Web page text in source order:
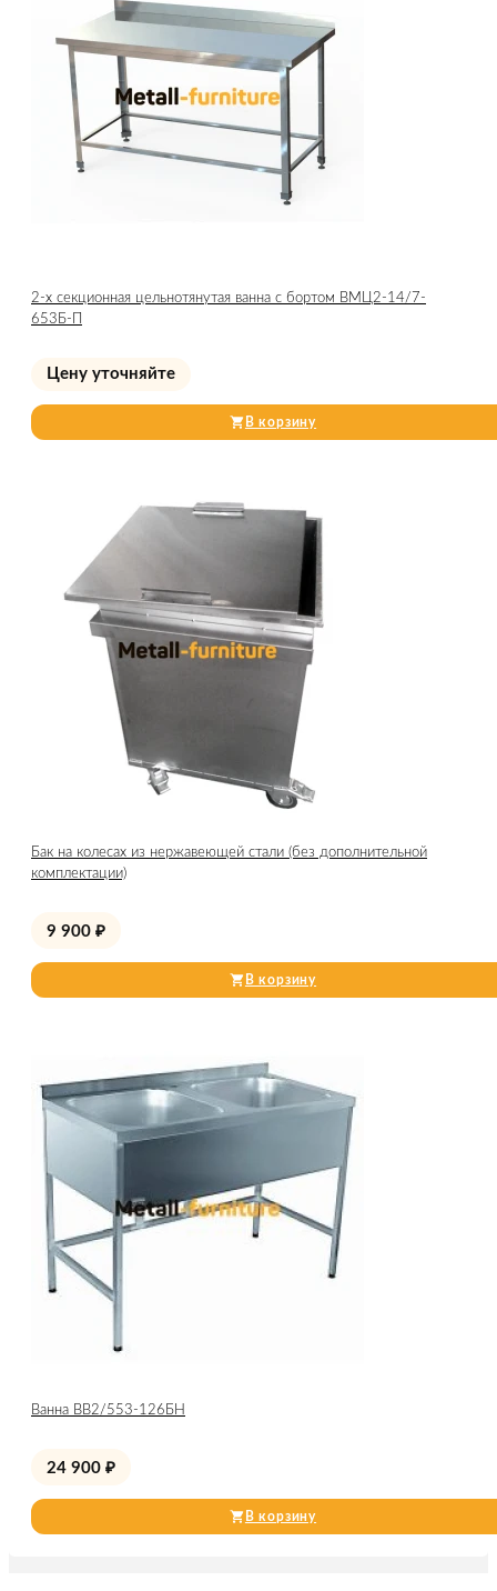
2-х секционная цельнотянутая ванна с бортом ВМЦ2-14/7-
653Б-П
Цену уточняйте
В корзину
Бак на колесах из нержавеющей стали (без дополнительной
комплектации)
9 900 ₽
В корзину
Ванна ВВ2/553-126БН
24 900 ₽
В корзину